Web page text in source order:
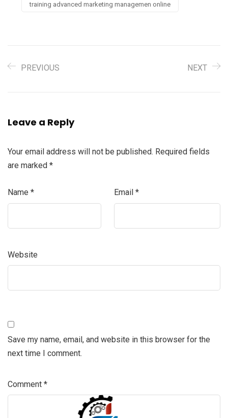
training advanced marketing managemen online
PREVIOUS NEXT
Leave a Reply
Your email address will not be published. Required fields
are marked *
Name * Email *
Website
Save my name, email, and website in this browser for the
next time I comment.
Comment *